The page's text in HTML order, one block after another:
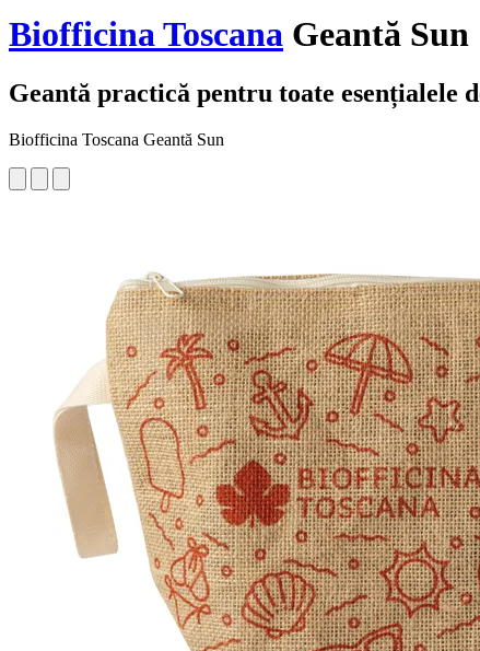
Biofficina Toscana Geantă Sun
Geantă practică pentru toate esențialele
Biofficina Toscana Geantă Sun